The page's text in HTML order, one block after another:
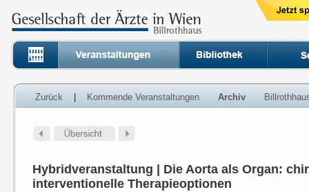
Zurück Kommende Veranstaltungen Archiv
Hybridveranstaltung | Die Aorta als Organ:
interventionelle Therapieoptionen